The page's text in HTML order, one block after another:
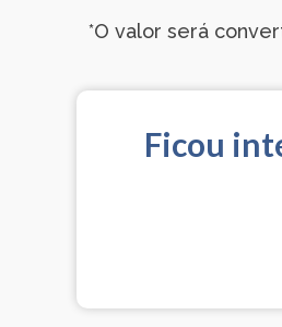
*O valor será
Ficou